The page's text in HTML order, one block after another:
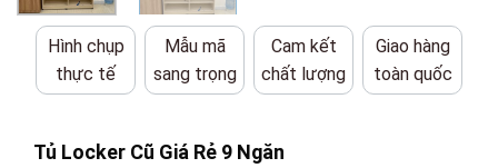
Hình chụp
thực tế
Mẫu mã
sang trọng
Cam kết
chất lượng
Giao hàng
toàn quốc
Tủ Locker Cũ Giá Rẻ 9 Ngăn